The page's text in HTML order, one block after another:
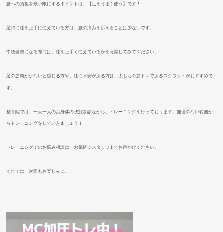
腰への負担を最小限にするポイントは、【足をうまく使う】です！
足特に膝を上手に使えている方は、腰の痛みを訴えることは少ないです。
中腰姿勢になる際には、膝を上手く使えているかを意識してみてください。
足の筋肉が少ないと感じる方や、膝に不安がある方は、太ももの筋トレであるスクワットがおすすめで
す。
整骨院では、一人一人のお身体の状態を診ながら、トレーニングを行っております。無理のない範囲か
らトレーニングをしていきましょう！
トレーニングでのお悩み相談は、お気軽にスタッフまでお声かけください。
それでは、次回もお楽しみに。